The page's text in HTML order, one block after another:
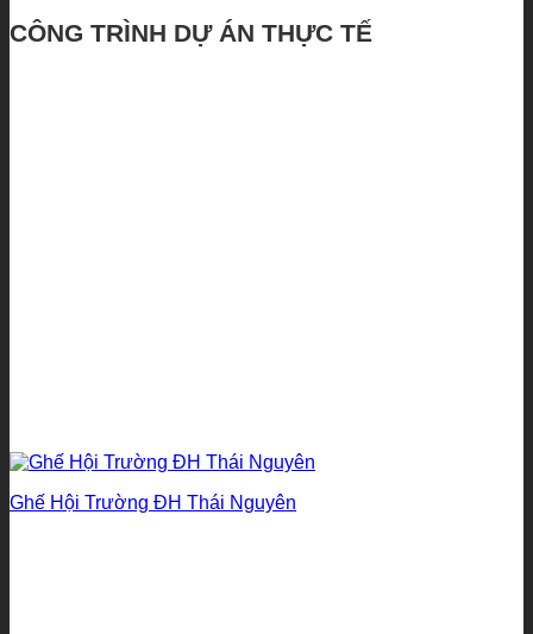
CÔNG TRÌNH DỰ ÁN THỰC TẾ
Ghế Hội Trường ĐH Thái Nguyên